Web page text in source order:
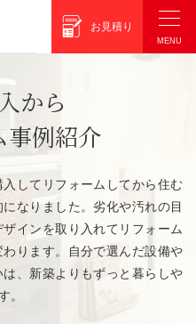
お見積り
から
事例紹介
してリフォームしてから住む
なりました。劣化や汚れの目
インを取り入れてリフォーム
ります。自分で選んだ設備や
、新築よりもずっと暮らしや
。